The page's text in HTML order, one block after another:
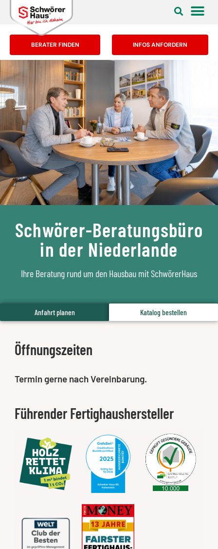
BERATER FINDEN INFOS ANFORDERN
Schwörer-Beratungsbüro
in der Niederlande
Ihre Beratung rund um den Hausbau mit SchwörerHaus
Anfahrt planen Katalog bestellen
Öffnungszeiten
Termin gerne nach Vereinbarung.
Führender Fertighaushersteller